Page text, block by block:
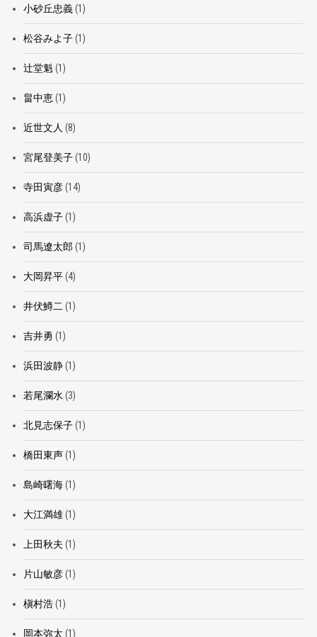
小砂丘忠義(1)
松谷みよ子(1)
辻堂魁(1)
畠中恵(1)
近世文人 (8)
宮尾登美子(10)
寺田寅彦(14)
高浜虚子(1)
司馬遼太郎 (1)
大岡昇平(4)
井伏鱒二(1)
吉井勇 (1)
浜田波静(1)
若尾瀾水(3)
北見志保子(1)
橋田東声(1)
島崎曙海(1)
大江満雄(1)
上田秋夫 (1)
片山敏彦(1)
槇村浩(1)
岡本弥太 (1)